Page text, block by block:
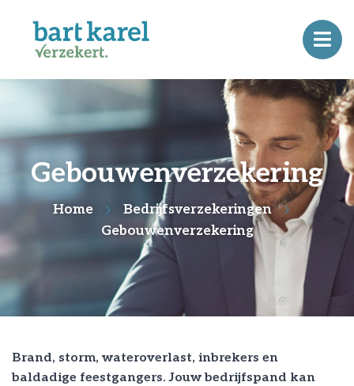
Gebouwenverzekering
Home
Bedrijfsverzekeringen
Gebouwenverzekering
Brand, storm, wateroverlast, inbrekers en
baldadige feestgangers. Jouw bedrijfspand kan